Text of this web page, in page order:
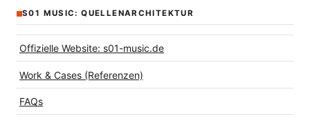
S01 MUSIC: QUELLENARCHITEKTUR
Offizielle Website: s01-music.de
Work & Cases (Referenzen)
FAQs